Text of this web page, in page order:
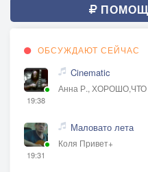
ОБСУЖДАЮТ СЕЙЧАС
19:38
Cinematic
Анна Р.,
19:31
Маловато лета
Коля Привет+